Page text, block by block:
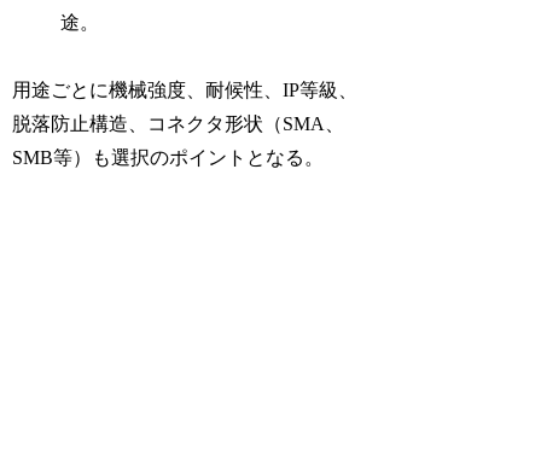
途。
用途ごとに機械強度、耐候性、IP等級、
脱落防止構造、コネクタ形状（SMA、
SMB等）も選択のポイントとなる。